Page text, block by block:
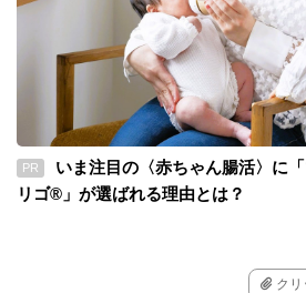
PR
いま注目の〈赤ちゃん腸活〉に
リゴ®」が選ばれる理由とは？
クリ